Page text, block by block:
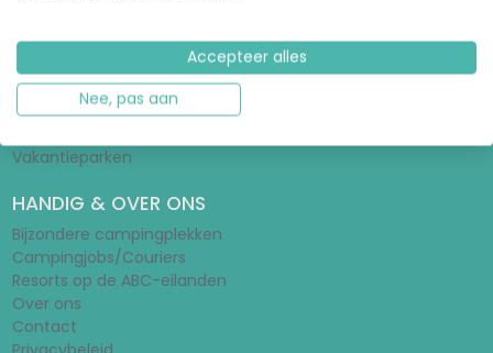
Glampinggids
Tentengids
Stacaravangids
Wat is een huurtent?
Vakantieparken
HANDIG & OVER ONS
Bijzondere campingplekken
Campingjobs/Couriers
Resorts op de ABC-eilanden
Over ons
Contact
Accepteer alles
Nee, pas aan